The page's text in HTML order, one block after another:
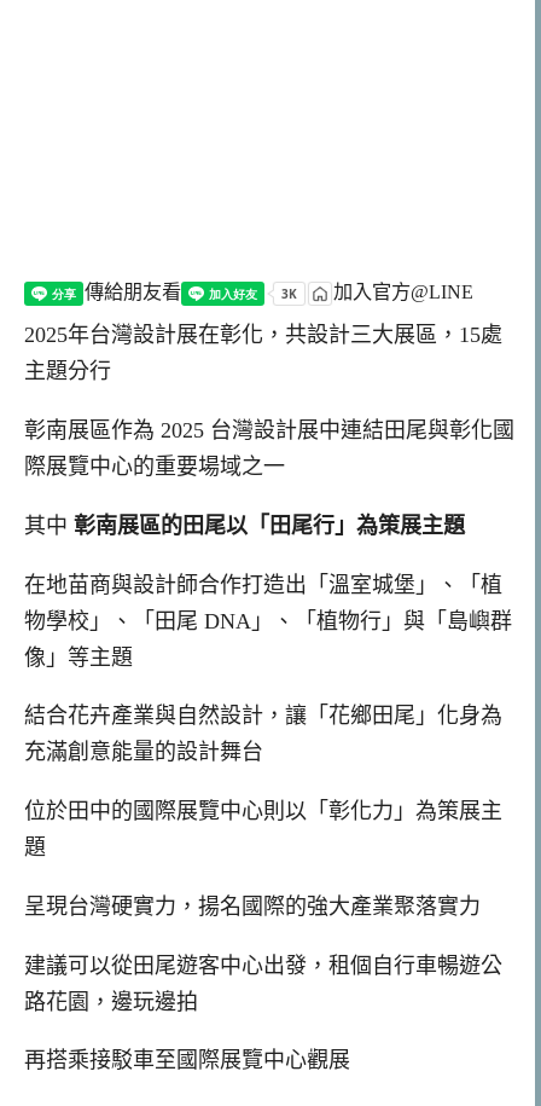
傳給朋友看 加入官方@LINE
2025年台灣設計展在彰化，共設計三大展區，15處
主題分行
彰南展區作為 2025 台灣設計展中連結田尾與彰化國
際展覽中心的重要場域之一
其中 彰南展區的田尾以「田尾行」為策展主題
在地苗商與設計師合作打造出「溫室城堡」、「植
物學校」、「田尾 DNA」、「植物行」與「島嶼群
像」等主題
結合花卉產業與自然設計，讓「花鄉田尾」化身為
充滿創意能量的設計舞台
位於田中的國際展覽中心則 以「彰化力」為策展主
題
呈現台灣硬實力，揚名國際的強大產業聚落實力
建議可以從田尾遊客中心出發，租個自行車暢遊公
路花園，邊玩邊拍
再搭乘接駁車至 國際展覽中心觀展